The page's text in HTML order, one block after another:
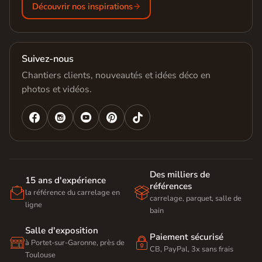
Découvrir nos inspirations
Suivez-nous
Chantiers clients, nouveautés et idées déco en
photos et vidéos.
   

15 ans d'expérience
la référence du carrelage en
ligne

Des milliers de
références
carrelage, parquet, salle de
bain

Salle d'exposition
à Portet-sur-Garonne, près de
Toulouse
 Paiement sécurisé
CB, PayPal, 3x sans frais